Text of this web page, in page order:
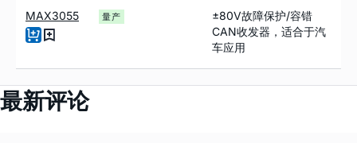
MAX3055 量产
±80V故障保护/容错
CAN收发器，适合于汽
车应用
最新评论